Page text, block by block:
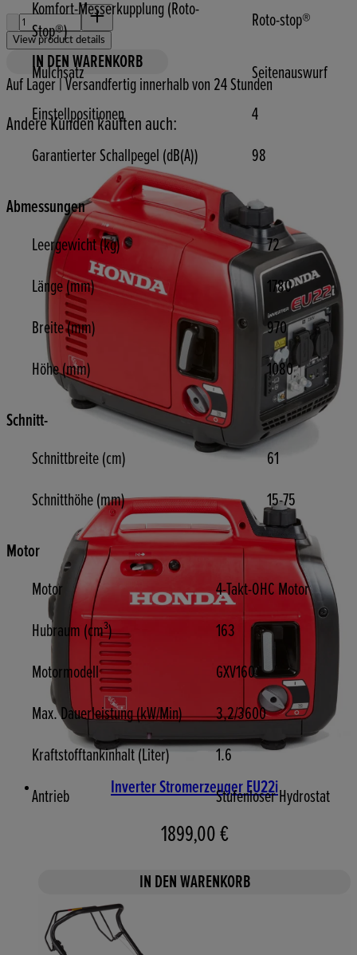
Komfort-Messerkupplung (Roto-
Stop®)
Roto-stop®
Mulchsatz
Seitenauswurf
Einstellpositionen
4
Garantierter Schallpegel (dB(A))
98
Abmessungen
Leergewicht (kg)
72
Länge (mm)
1780
Breite (mm)
970
Höhe (mm)
1080
Schnitt-
Schnittbreite (cm)
61
Schnitthöhe (mm)
15-75
Motor
Motor
4-Takt-OHC Motor
Hubraum (cm³)
163
Motormodell
GXV160
Max. Dauerleistung (kW/Min)
3,2/3600
Kraftstofftankinhalt (Liter)
1.6
Antrieb
Stufenloser Hydrostat
Menge:
View product details
IN DEN WARENKORB
Auf Lager | Versandfertig innerhalb von 24 Stunden
Andere Kunden kauften auch:
Inverter Stromerzeuger EU22i
1899,00 €
IN DEN WARENKORB